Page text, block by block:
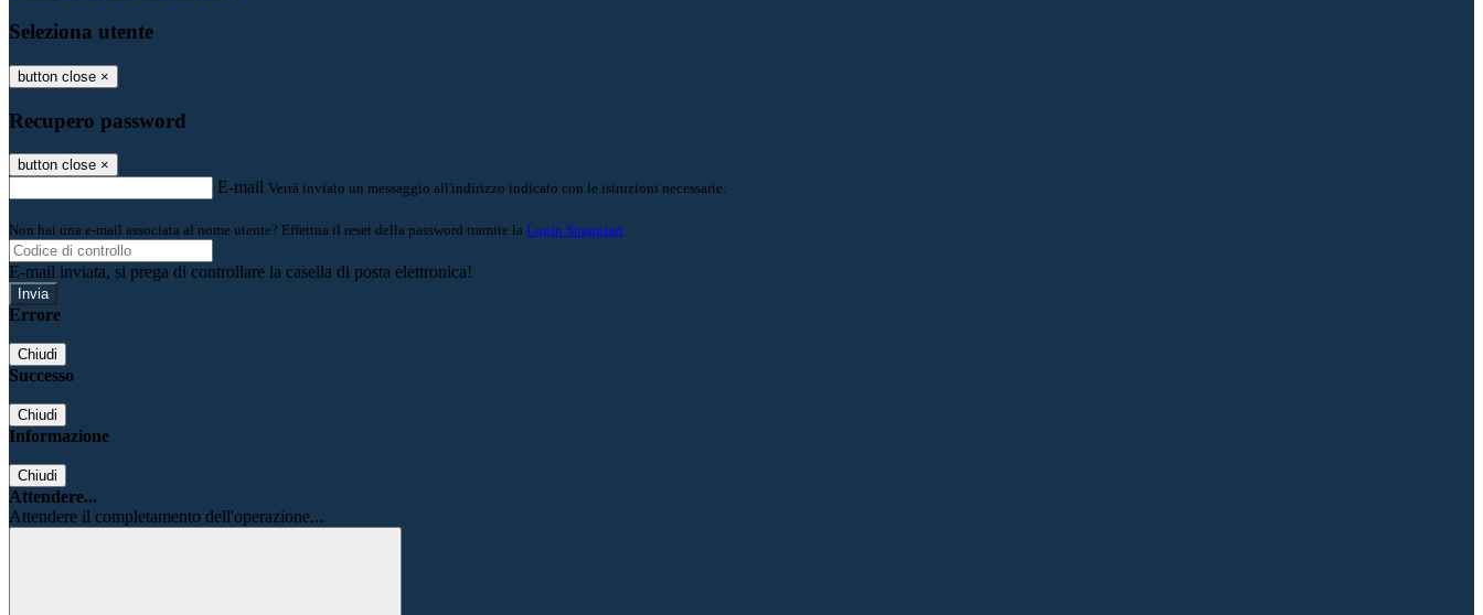
Seleziona utente
button close ×
Recupero password
button close ×
E-mail Verrà inviato un messaggio all'indirizzo indicato con le istruzioni necessarie.
Non hai una e-mail associata al nome utente? Effettua il reset della password tramite la Login Spaggiari
E-mail inviata, si prega di controllare la casella di posta elettronica!
Errore
Chiudi
Successo
Chiudi
Informazione
Chiudi
Attendere...
Attendere il completamento dell'operazione...